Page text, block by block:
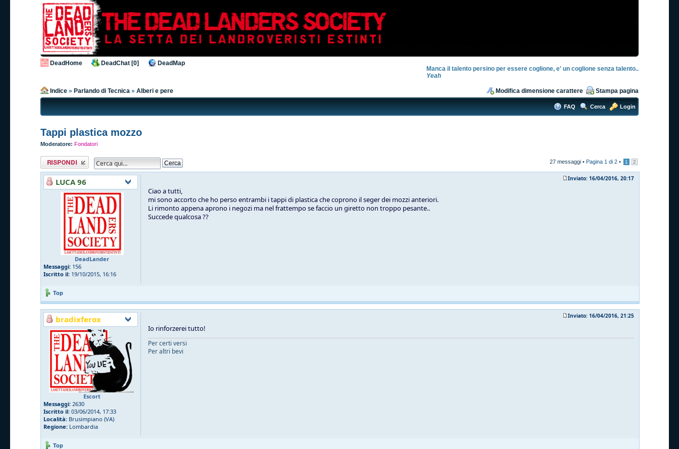
DeadHome DeadChat [0] DeadMap
Manca il talento persino per essere coglione, e' un coglione senza talento..
Yeah
Indice » Parlando di Tecnica » Alberi e pere Modifica dimensione carattere Stampa pagina
FAQ Cerca Login
Tappi plastica mozzo
Moderatore: Fondatori
Rispondi al
messaggio
27 messaggi • Pagina 1 di 2 • 1 2
LUCA 96
DeadLander
Messaggi: 156
Iscritto il: 19/10/2015, 16:16
Inviato: 16/04/2016, 20:17
Ciao a tutti,
mi sono accorto che ho perso entrambi i tappi di plastica che coprono il seger dei mozzi anteriori.
Li rimonto appena aprono i negozi ma nel frattempo se faccio un giretto non troppo pesante..
Succede qualcosa ??
Top
bradixferox
Escort
Messaggi: 2630
Iscritto il: 03/06/2014, 17:33
Località: Brusimpiano (VA)
Regione: Lombardia
Inviato: 16/04/2016, 21:25
Io rinforzerei tutto!
Per certi versi
Per altri bevi
Top